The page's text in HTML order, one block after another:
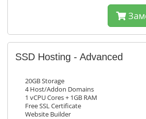
SSD Hosting - Advanced
20GB Storage
4 Host/Addon Domains
1 vCPU Cores + 1GB RAM
Free SSL Certificate
Website Builder